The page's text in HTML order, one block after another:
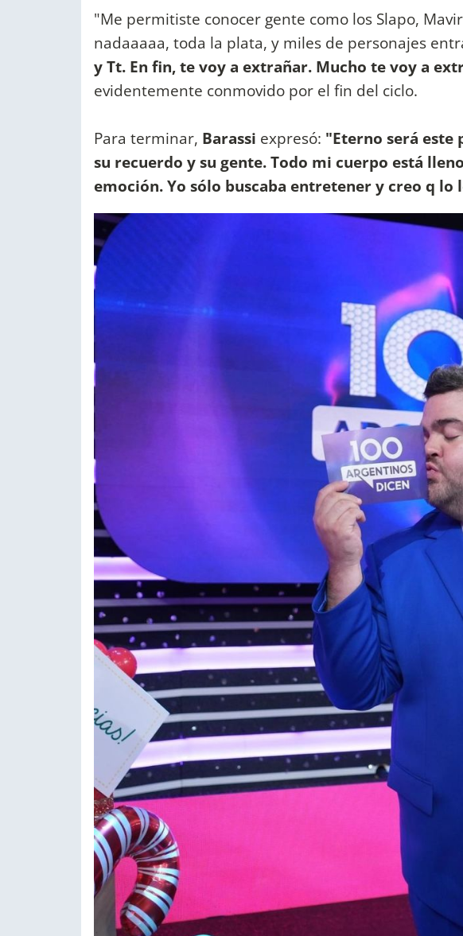
"Me permitiste conocer gente como los Slapo,
nadaaaaa, toda la plata, y miles de personajes
y Tt. En fin, te voy a extrañar. Mucho te voy a
evidentemente conmovido por el fin del ciclo.
Para terminar, Barassi expresó: "Eterno será este
su recuerdo y su gente. Todo mi cuerpo está
emoción. Yo sólo buscaba entretener y creo q lo